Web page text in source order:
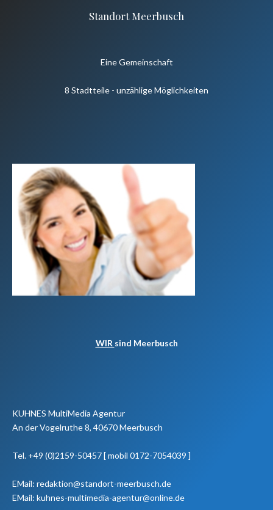
Standort Meerbusch
Eine Gemeinschaft
8 Stadtteile - unzählige Möglichkeiten
WIR sind Meerbusch
KUHNES MultiMedia Agentur
An der Vogelruthe 8, 40670 Meerbusch
Tel. +49 (0)2159-50457 [ mobil 0172-7054039 ]
EMail: redaktion@standort-meerbusch.de
EMail: kuhnes-multimedia-agentur@online.de